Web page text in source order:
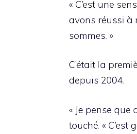
« C’est une
avons réussi à
sommes. »
C’était la
depuis 2004.
« Je pense que
touché. «